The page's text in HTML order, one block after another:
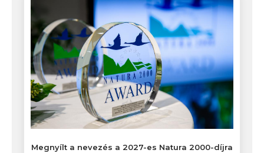
Megnyílt a nevezés a 2027-es Natura 2000-díjra